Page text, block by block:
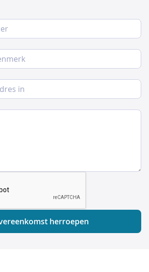
herroepen